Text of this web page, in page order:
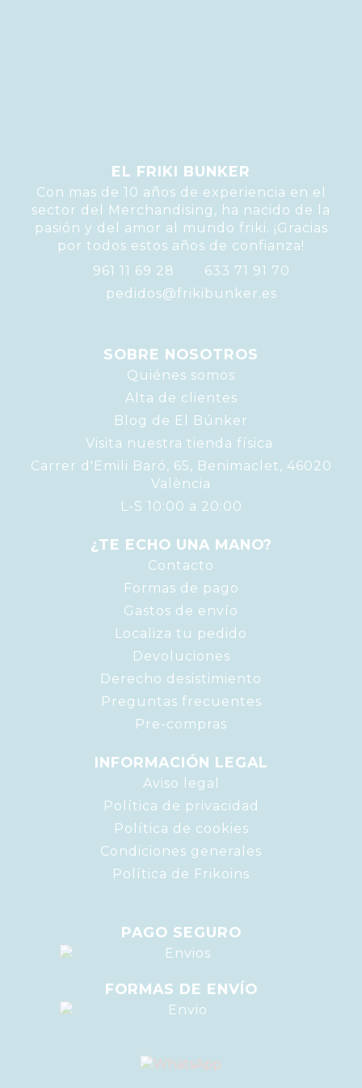
EL FRIKI BUNKER
Con mas de 10 años de experiencia en el
sector del Merchandising, ha nacido de la
pasión y del amor al mundo friki. ¡Gracias
por todos estos años de confianza!
961 11 69 28
633 71 91 70
pedidos@frikibunker.es
SOBRE NOSOTROS
Quiénes somos
Alta de clientes
Blog de El Búnker
Visita nuestra tienda física
Carrer d'Emili Baró, 65, Benimaclet, 46020
València
L-S 10:00 a 20:00
¿TE ECHO UNA MANO?
Contacto
Formas de pago
Gastos de envío
Localiza tu pedido
Devoluciones
Derecho desistimiento
Preguntas frecuentes
Pre-compras
INFORMACIÓN LEGAL
Aviso legal
Política de privacidad
Política de cookies
Condiciones generales
Política de Frikoins
PAGO SEGURO
FORMAS DE ENVÍO